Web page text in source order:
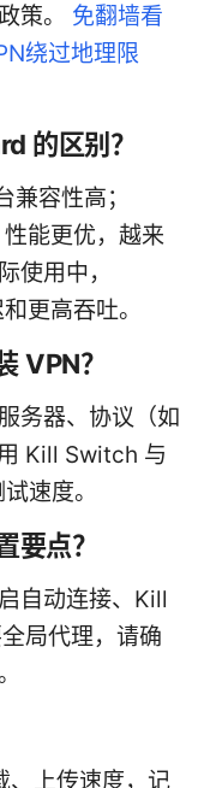
策。 免翻墙看
绕过地理限
的区别？
容性高；
能更优，越来
使用中，
更高吞吐。
VPN？
务器、协议（如
Kill Switch 与
速度。
要点？
自动连接、Kill
局代理，请确
、上传速度，记